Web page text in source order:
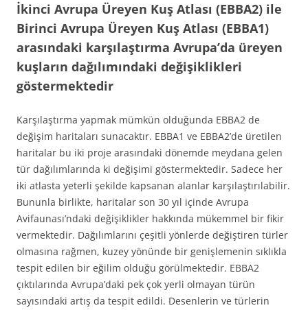
İkinci Avrupa Üreyen Kuş Atlası (EBBA2) ile
Birinci Avrupa Üreyen Kuş Atlası (EBBA1)
arasındaki karşılaştırma Avrupa’da üreyen
kuşların dağılımındaki değişiklikleri
göstermektedir
Karşılaştırma yapmak mümkün olduğunda EBBA2 de
değişim haritaları sunacaktır. EBBA1 ve EBBA2’de üretilen
haritalar bu iki proje arasındaki dönemde meydana gelen
tür dağılımlarında ki değişimi göstermektedir. Sadece her
iki atlasta yeterli şekilde kapsanan alanlar karşılaştırılabilir.
Bununla birlikte, haritalar son 30 yıl içinde Avrupa
Avifaunası’ndaki değişiklikler hakkında mükemmel bir fikir
vermektedir. Dağılımlarını çeşitli yönlerde değiştiren türler
olmasına rağmen, kuzey yönünde bir genişlemenin sıklıkla
tespit edilen bir eğilim olduğu görülmektedir. EBBA2
çıktılarında Avrupa’daki pek çok yerli olmayan türün
sayısındaki artış da tespit edildi. Desenlerin ve türlerin